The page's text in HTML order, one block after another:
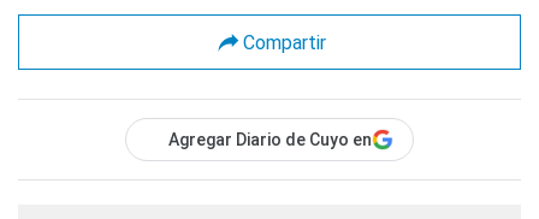
Compartir
Agregar Diario de Cuyo en